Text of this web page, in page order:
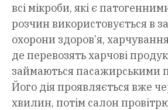
всі мікроби, які є
розчин використовується в
охорони здоров’я,
де перевозять харчові
займаються пасажирськими
Його дія проявляється вже
хвилин, потім салон